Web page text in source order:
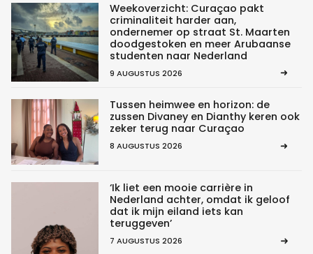
Weekoverzicht: Curaçao pakt
criminaliteit harder aan,
ondernemer op straat St. Maarten
doodgestoken en meer Arubaanse
studenten naar Nederland
9 AUGUSTUS 2026
Tussen heimwee en horizon: de
zussen Divaney en Dianthy keren ook
zeker terug naar Curaçao
8 AUGUSTUS 2026
‘Ik liet een mooie carrière in
Nederland achter, omdat ik geloof
dat ik mijn eiland iets kan
teruggeven’
7 AUGUSTUS 2026